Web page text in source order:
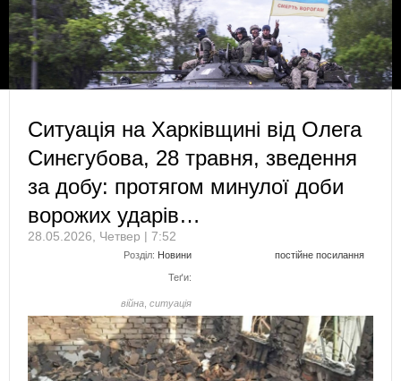
Ситуація на Харківщині від Олега
Синєгубова, 28 травня, зведення
за добу: протягом минулої доби
ворожих ударів…
28.05.2026, Четвер | 7:52
Розділ: Новини постійне посилання
Теґи:
війна ситуація